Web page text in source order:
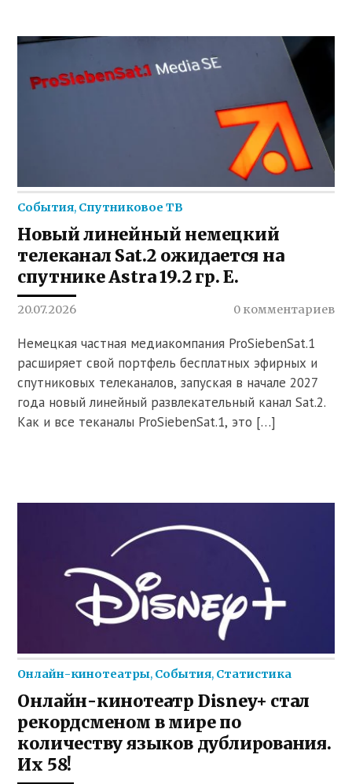
События, Спутниковое ТВ
Новый линейный немецкий
телеканал Sat.2 ожидается на
спутнике Astra 19.2 гр. E.
20.07.2026 0 комментариев
Немецкая частная медиакомпания ProSiebenSat.1
расширяет свой портфель бесплатных эфирных и
спутниковых телеканалов, запуская в начале 2027
года новый линейный развлекательный канал Sat.2.
Как и все теканалы ProSiebenSat.1, это […]
Онлайн-кинотеатры, События, Статистика
Онлайн-кинотеатр Disney+ стал
рекордсменом в мире по
количеству языков дублирования.
Их 58!